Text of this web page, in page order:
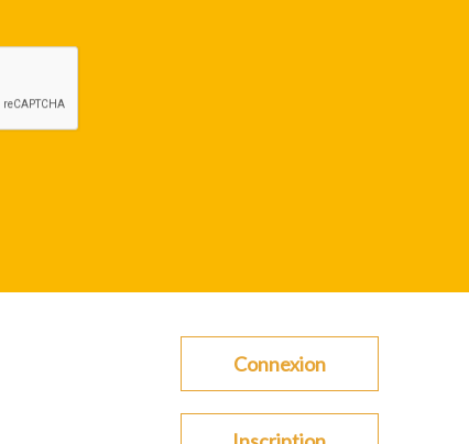
Connexion